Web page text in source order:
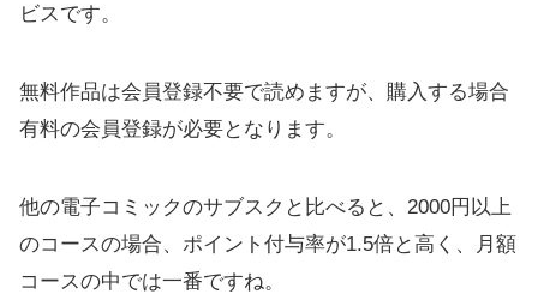
ビスです。
無料作品は会員登録不要で読めますが、購入する場合
有料の会員登録が必要となります。
他の電子コミックのサブスクと比べると、2000円以上
のコースの場合、ポイント付与率が1.5倍と高く、月額
コースの中では一番ですね。